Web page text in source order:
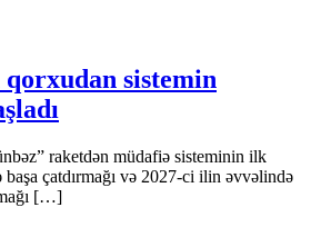
qorxudan sistemin
raketdən müdafiə sisteminin ilk
başa çatdırmağı və 2027-ci ilin əvvəlində
[…]